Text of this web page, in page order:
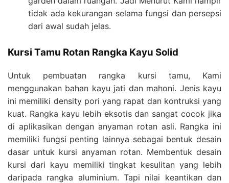
tidak ada kekurangan selama fungsi dan persepsi
dari awal sudah jelas.
Kursi Tamu Rotan Rangka Kayu Solid
Untuk pembuatan rangka kursi tamu, Kami
menggunakan bahan kayu jati dan mahoni. Jenis kayu
ini memiliki density pori yang rapat dan kontruksi yang
kuat. Rangka kayu lebih eksotis dan sangat cocok jika
di aplikasikan dengan anyaman rotan asli. Rangka ini
memiliki fungsi penting lainnya sebagai bentuk desain
dasar untuk kursi anyaman rotan. Membentuk desain
kursi dari kayu memiliki tingkat kesulitan yang lebih
daripada rangka aluminium. Tapi nilai keantikan dan